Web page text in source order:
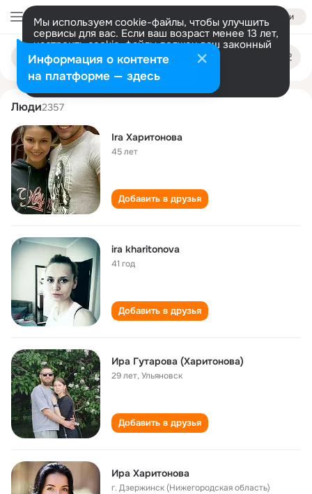
Войти
Мы используем cookie-файлы, чтобы улучшить
сервисы для вас. Если ваш возраст менее 13 лет,
настроить cookie-файлы должен ваш законный
представитель. Больше информации
Разрешить все Настроить
Поиск
людям
ira kharitonova
Люди2357
Ira Харитонова
45 лет
Добавить в друзья
ira kharitonova
41 год
Добавить в друзья
Ира Гутарова (Харитонова)
29 лет,Ульяновск
Добавить в друзья
Ира Харитонова
г. Дзержинск (Нижегородская область)
Информация о контенте
на платформе — здесь